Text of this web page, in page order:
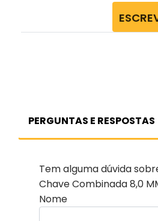
PERGUNTAS E RESPOSTAS
Tem alguma dúvida
Chave Combinada 8,0
Nome